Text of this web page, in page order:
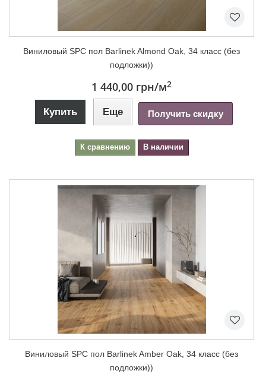
Виниловый SPC пол Barlinek Almond Oak, 34 класс (без
подложки))
1 440,00 грн/м2
Купить Еще Получить скидку
К сравнению В наличии
Виниловый SPC пол Barlinek Amber Oak, 34 класс (без
подложки))